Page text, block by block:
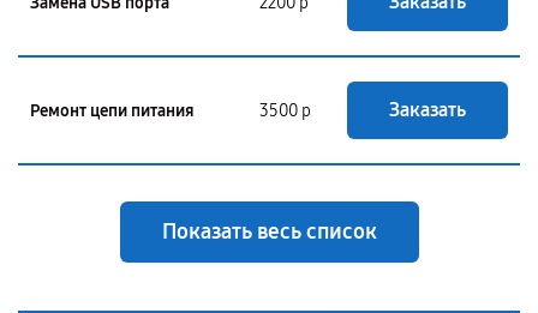
Ремонт цепи питания 3500 р Заказать
Показать весь список